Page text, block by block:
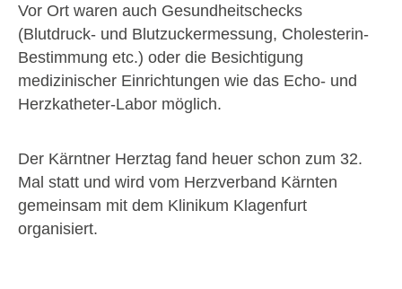
Vor Ort waren auch Gesundheitschecks
(Blutdruck- und Blutzuckermessung, Cholesterin-
Bestimmung etc.) oder die Besichtigung
medizinischer Einrichtungen wie das Echo- und
Herzkatheter-Labor möglich.
Der Kärntner Herztag fand heuer schon zum 32.
Mal statt und wird vom Herzverband Kärnten
gemeinsam mit dem Klinikum Klagenfurt
organisiert.